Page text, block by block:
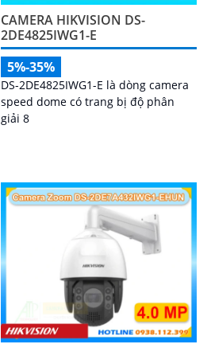
CAMERA HIKVISION DS-
2DE4825IWG1-E
5%-35%
DS-2DE4825IWG1-E là dòng camera
speed dome có trang bị độ phân
giải 8